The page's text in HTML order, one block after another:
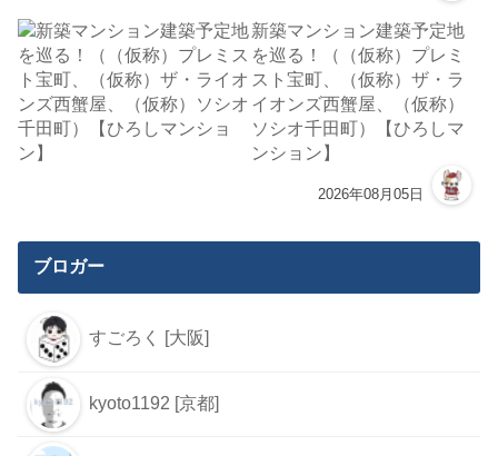
新築マンション建築予定地
を巡る！（（仮称）プレミ
スト宝町、（仮称）ザ・ラ
イオンズ西蟹屋、（仮称）
ソシオ千田町）【ひろしマ
ンション】
2026年08月05日
ブロガー
すごろく [大阪]
kyoto1192 [京都]